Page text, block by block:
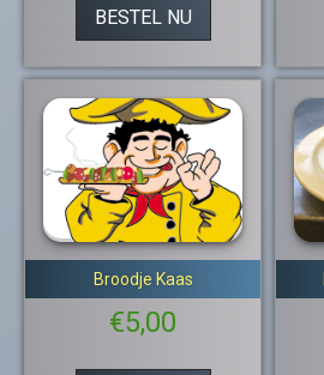
BESTEL NU
Broodje Kaas
€5,00